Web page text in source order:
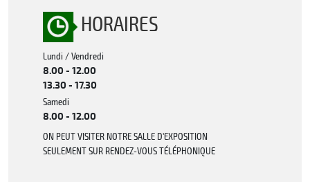
HORAIRES
Lundi / Vendredi
8.00 - 12.00
13.30 - 17.30
Samedi
8.00 - 12.00
ON PEUT VISITER NOTRE SALLE D'EXPOSITION
SEULEMENT SUR RENDEZ-VOUS TÉLÉPHONIQUE